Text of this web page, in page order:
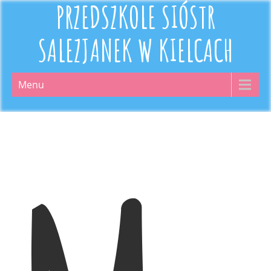
PRZEDSZKOLE SIÓSTR
SALEZJANEK W KIELCACH
Menu